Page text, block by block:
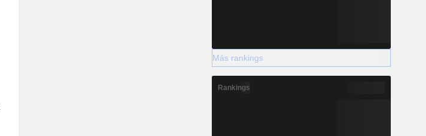
Más rankings
Rankings